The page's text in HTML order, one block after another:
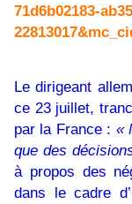
71d6b02183-
Le dirigeant
ce 23 juillet,
par la France : «
que des
à propos des
dans le cadre